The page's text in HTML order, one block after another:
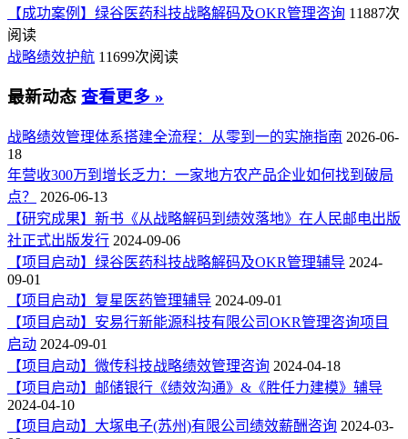
【成功案例】绿谷医药科技战略解码及OKR管理咨询 11887次
阅读
战略绩效护航 11699次阅读
最新动态 查看更多 »
战略绩效管理体系搭建全流程：从零到一的实施指南 2026-06-
18
年营收300万到增长乏力：一家地方农产品企业如何找到破局
点？
2026-06-13
【研究成果】新书《从战略解码到绩效落地》在人民邮电出版
社正式出版发行 2024-09-06
【项目启动】绿谷医药科技战略解码及OKR管理辅导 2024-
09-01
【项目启动】复星医药管理辅导 2024-09-01
【项目启动】安易行新能源科技有限公司OKR管理咨询项目
启动 2024-09-01
【项目启动】微传科技战略绩效管理咨询 2024-04-18
【项目启动】邮储银行《绩效沟通》&《胜任力建模》辅导
2024-04-10
【项目启动】大塚电子(苏州)有限公司绩效薪酬咨询 2024-03-